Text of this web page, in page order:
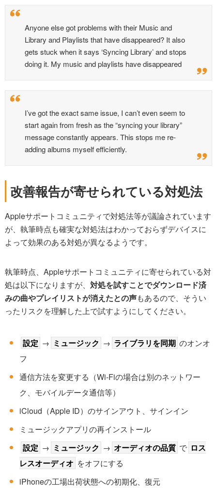
Anyone else got problems with their Music and
Library and Playlists that have disappeared? It also
gets stuck when it says ‘Syncing Library’ and stops
doing it. My music and playlists have disappeared
I’ve got the exact same issue, I can’t even seem to
start again from fresh as the “syncing your library”
message constantly appears. This stops me re-
adding albums myself efficiently.
改善報告が寄せられている対処法
Appleサポートコミュニティで対処法等が議論されています
が、執筆時点も確実な対処法はわかっておらずデバイスに
よって効果のある対処が異なるようです。
執筆時点、Appleサポートコミュニティに寄せられている対
処は以下になりますが、 対処を試すことでダウンロード済
みの曲やプレイリストが消えたとの声もあるので、そうい
ったリスクを理解した上で試すようにしてください。
設定 → ミュージック → ライブラリを同期 のオンオ
フ
通信方法を変更する（Wi-Fiの場合は別のネットワー
ク、モバイルデータ通信等）
iCloud（Apple ID）のサインアウト、サインイン
ミュージックアプリの再インストール
設定 → ミュージック → オーディオの品質 で ロス
レスオーディオ をオフにする
iPhoneの工場出荷状態への初期化、復元